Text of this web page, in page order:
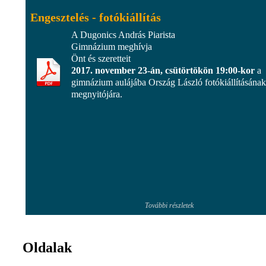
Engesztelés - fotókiállítás
A Dugonics András Piarista
Gimnázium meghívja
Önt és szeretteit
2017. november 23-án, csütörtökön 19:00-kor a
gimnázium aulájába Ország László fotókiállításának
megnyitójára.
További részletek
Oldalak